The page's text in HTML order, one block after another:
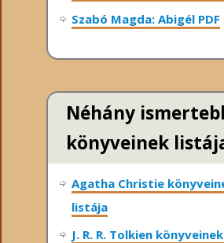
Szabó Magda: Abigél PDF
Néhány
könyveinek
Agatha Christie
listája
J. R. R. Tolkien